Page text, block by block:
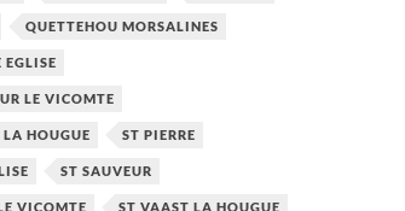
QUETTEHOU MORSALINES
EGLISE
LE VICOMTE
HOUGUE ST PIERRE
ST SAUVEUR
VICOMTE ST VAAST LA HOUGUE